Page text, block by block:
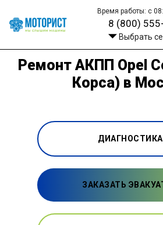
Время работы: с
8 (800)
Выбрать
Ремонт АКПП Opel
Корса) в
ДИАГНОСТИКА
ЗАКАЗАТЬ